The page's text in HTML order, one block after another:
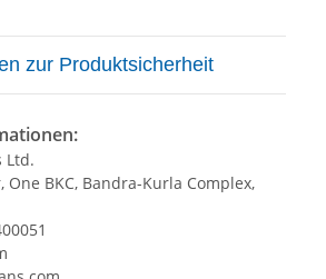
zur Produktsicherheit
Ltd.
One BKC, Bandra-Kurla Complex,